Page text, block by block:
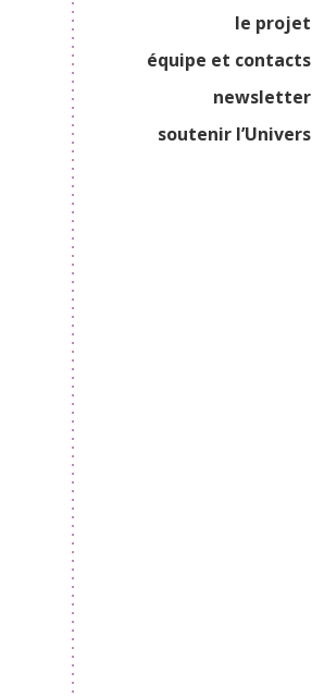
le projet
équipe et contacts
newsletter
soutenir l’Univers